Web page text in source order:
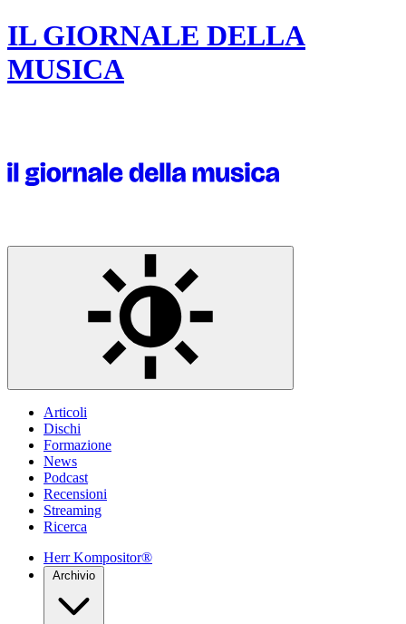
IL GIORNALE DELLA
MUSICA
Articoli
Dischi
Formazione
News
Podcast
Recensioni
Streaming
Ricerca
Herr Kompositor®
Archivio